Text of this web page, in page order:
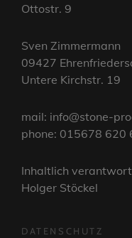
Ottostr. 9
Sven Zimmermann
09427
Untere Kirchstr. 19
mail: info@stone-
phone: 015678 620
Inhaltlich
Holger Stöckel
DATENSCHUTZ